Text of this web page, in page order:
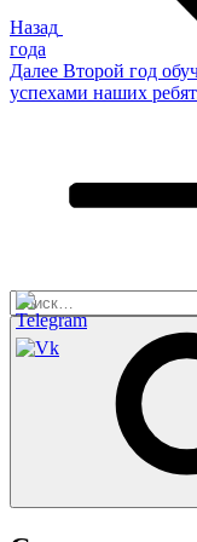
Назад
года
Следующая
запись
Далее Второй год
успехами наших
Искать: